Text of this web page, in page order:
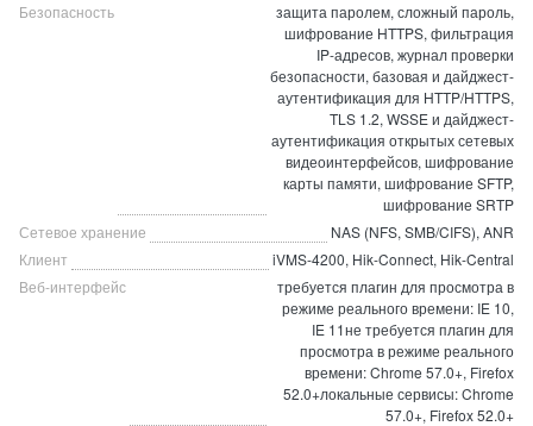
Безопасность
защита паролем, сложный пароль,
шифрование HTTPS, фильтрация
IP-адресов, журнал проверки
безопасности, базовая и дайджест-
аутентификация для HTTP/HTTPS,
TLS 1.2, WSSE и дайджест-
аутентификация открытых сетевых
видеоинтерфейсов, шифрование
карты памяти, шифрование SFTP,
шифрование SRTP
Сетевое хранение
NAS (NFS, SMB/CIFS), ANR
Клиент
iVMS-4200, Hik-Connect, Hik-Central
Веб-интерфейс
требуется плагин для просмотра в
режиме реального времени: IE 10,
IE 11не требуется плагин для
просмотра в режиме реального
времени: Chrome 57.0+, Firefox
52.0+локальные сервисы: Chrome
57.0+, Firefox 52.0+